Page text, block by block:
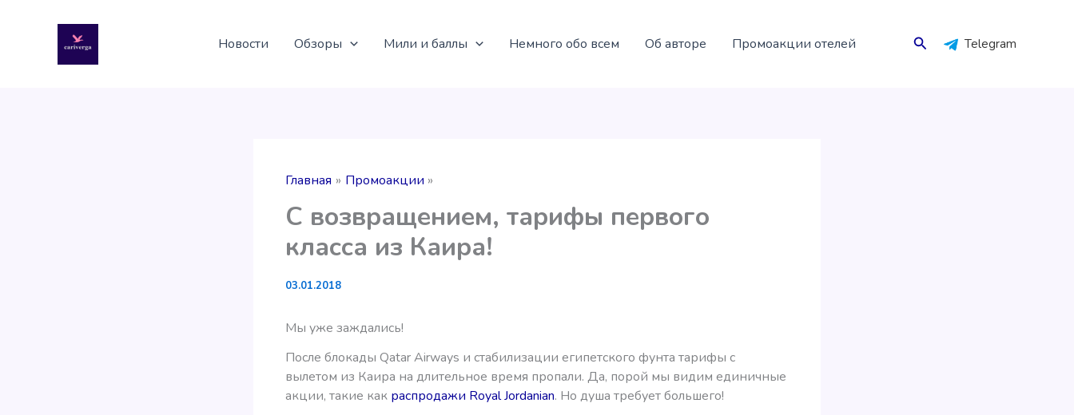
содержимому
Новости Обзоры Мили и баллы Немного обо всем Об авторе Промоакции отелей Поиск Telegram
Главная Промоакции
С возвращением, тарифы первого
класса из Каира!
03.01.2018
Мы уже заждались!
После блокады Qatar Airways и стабилизации египетского фунта тарифы с
вылетом из Каира на длительное время пропали. Да, порой мы видим единичные
акции, такие как распродажи Royal Jordanian. Но душа требует большего!